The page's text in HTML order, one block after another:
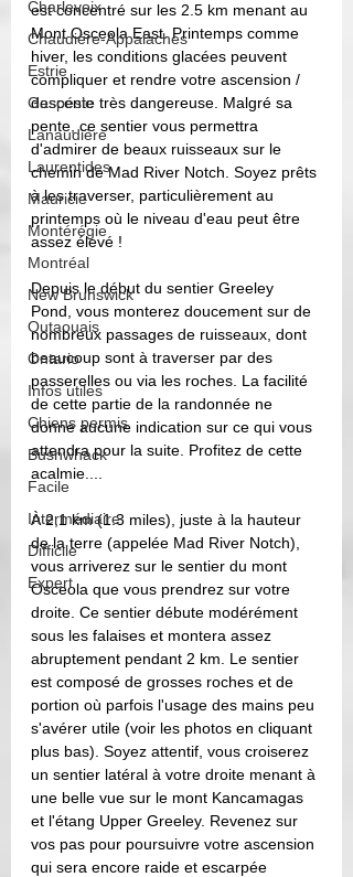
Charlevoix
Chaudière-Appalaches
Estrie
Gaspésie
Lanaudière
Laurentides
Mauricie
Montérégie
Montréal
New Brunswick
Outaouais
Ontario
Infos utiles
Chiens permis
Bushwhack
Facile
Intermédiaire
Difficile
Expert
est concentré sur les 2.5 km menant au
Mont Osceola East. Printemps comme
hiver, les conditions glacées peuvent
compliquer et rendre votre ascension /
descente très dangereuse. Malgré sa
pente, ce sentier vous permettra
d'admirer de beaux ruisseaux sur le
chemin de Mad River Notch. Soyez prêts
à les traverser, particulièrement au
printemps où le niveau d'eau peut être
assez élevé !
Depuis le début du sentier Greeley
Pond, vous monterez doucement sur de
nombreux passages de ruisseaux, dont
beaucoup sont à traverser par des
passerelles ou via les roches. La facilité
de cette partie de la randonnée ne
donne aucune indication sur ce qui vous
attendra pour la suite. Profitez de cette
acalmie....
À 2,1 km (1.3 miles), juste à la hauteur
de la terre (appelée Mad River Notch),
vous arriverez sur le sentier du mont
Osceola que vous prendrez sur votre
droite. Ce sentier débute modérément
sous les falaises et montera assez
abruptement pendant 2 km. Le sentier
est composé de grosses roches et de
portion où parfois l'usage des mains peu
s'avérer utile (voir les photos en cliquant
plus bas). Soyez attentif, vous croiserez
un sentier latéral à votre droite menant à
une belle vue sur le mont Kancamagas
et l'étang Upper Greeley. Revenez sur
vos pas pour poursuivre votre ascension
qui sera encore raide et escarpée